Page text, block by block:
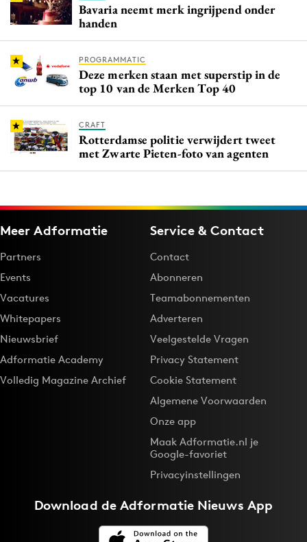
Bavaria neemt merk ingrijpend onder
handen
PROGRAMMATIC
Deze merken staan met superstip in de
top 10 van de Merken Top 40
CRAFT
Rotterdamse politie verwijdert tweet
met Zwarte Pieten-foto van agenten
Meer Adformatie
Partners
Events
Vacatures
Whitepapers
Nieuwsbrief
Adformatie Academy
Volledig Magazine Archief
Service & Contact
Contact
Abonneren
Teamabonnementen
Adverteren
Veelgestelde Vragen
Privacy Statement
Cookie Statement
Algemene Voorwaarden
Onze app
Maak Adformatie.nl je
Google-favoriet
Privacyinstellingen
Download deAdformatie Nieuws App